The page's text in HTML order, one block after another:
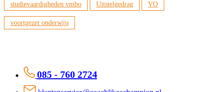
studievaardigheden vmbo Uitstelgedrag VO
voortgezet onderwijs
085 - 760 2724